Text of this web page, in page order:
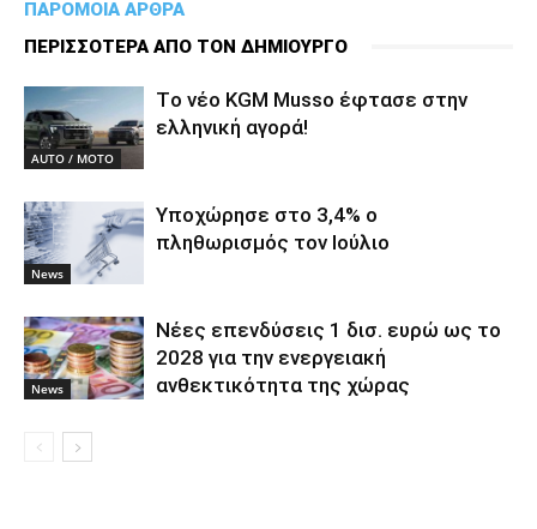
ΠΑΡΟΜΟΙΑ ΑΡΘΡΑ
ΠΕΡΙΣΣΟΤΕΡΑ ΑΠΟ ΤΟΝ ΔΗΜΙΟΥΡΓΟ
AUTO / MOTO
Tο νέο KGM Musso έφτασε στην
ελληνική αγορά!
News
Υποχώρησε στο 3,4% ο
πληθωρισμός τον Ιούλιο
News
Νέες επενδύσεις 1 δισ. ευρώ ως το
2028 για την ενεργειακή
ανθεκτικότητα της χώρας